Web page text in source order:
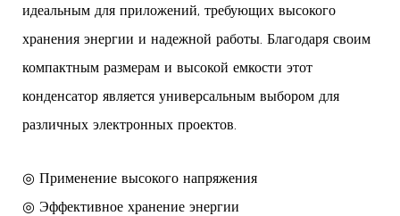
идеальным для приложений, требующих высокого
хранения энергии и надежной работы. Благодаря своим
компактным размерам и высокой емкости этот
конденсатор является универсальным выбором для
различных электронных проектов.
◎ Применение высокого напряжения
◎ Эффективное хранение энергии